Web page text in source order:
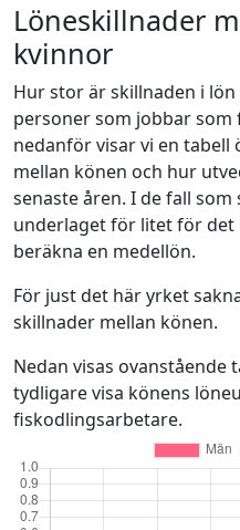
Löneskillnader
kvinnor
Hur stor är skillnaden i
personer som jobbar
nedanför visar vi en
mellan könen och hur
senaste åren. I de fall
underlaget för litet för
beräkna en medellön.
För just det här yrket
skillnader mellan könen.
Nedan visas ovanstående
tydligare visa könens
fiskodlingsarbetare.